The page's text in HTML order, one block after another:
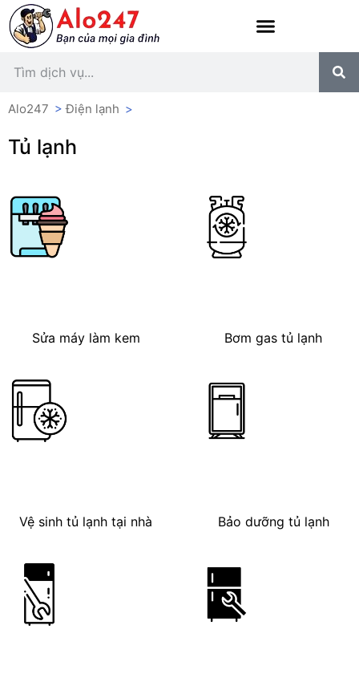
Alo247 >Điện lạnh >
Tủ lạnh
Sửa máy làm kem Bơm gas tủ lạnh
Vệ sinh tủ lạnh tại nhà Bảo dưỡng tủ lạnh